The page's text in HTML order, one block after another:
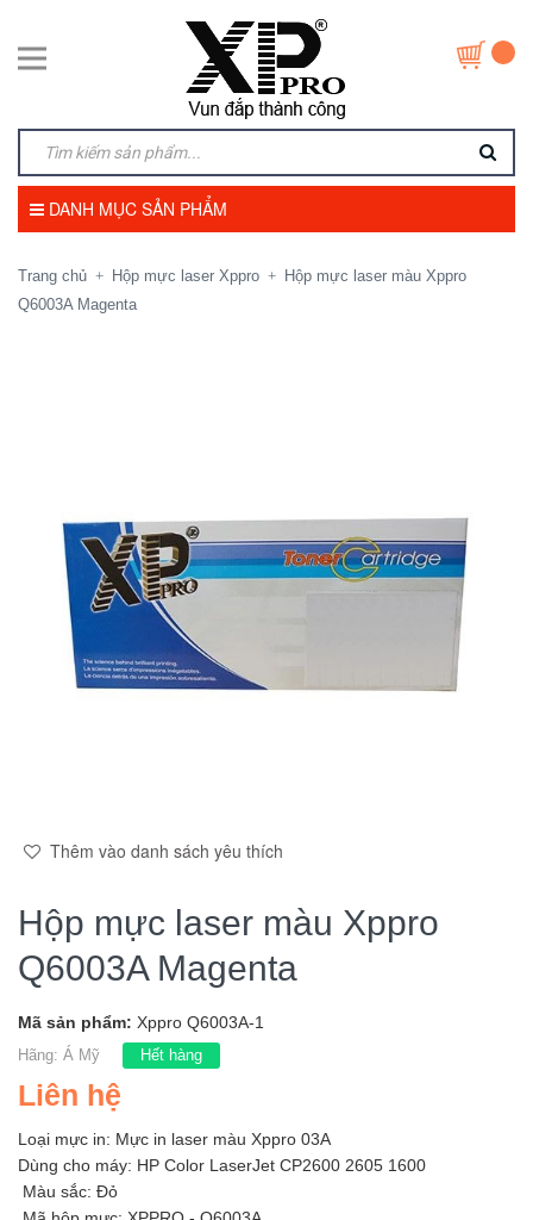
DANH MỤC SẢN PHẨM
Trang chủ + Hộp mực laser Xppro +
Hộp mực laser màu Xppro
Q6003A Magenta
Thêm vào danh sách yêu thích
Hộp mực laser màu Xppro
Q6003A Magenta
Mã sản phẩm: Xppro Q6003A-1
Hãng: Á Mỹ Hết hàng
Liên hệ
Loại mực in: Mực in laser màu Xppro 03A
Dùng cho máy: HP Color LaserJet CP2600 2605 1600
Màu sắc: Đỏ